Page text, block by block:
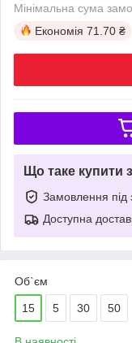
Мінімальна сума
Економія 71.70 ₴
Що таке купити
Замовлення під
Доступна
Об`єм
15 5 30 50